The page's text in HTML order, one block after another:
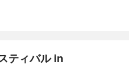
ティバル in